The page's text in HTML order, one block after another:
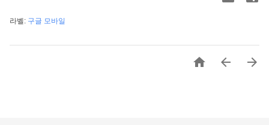
라벨: 구글 모바일
  